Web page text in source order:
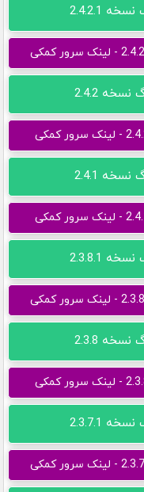
2.4.2.1
2.4.2
2.4.1
2.3.8.1
2.3.8
2.3.7.1